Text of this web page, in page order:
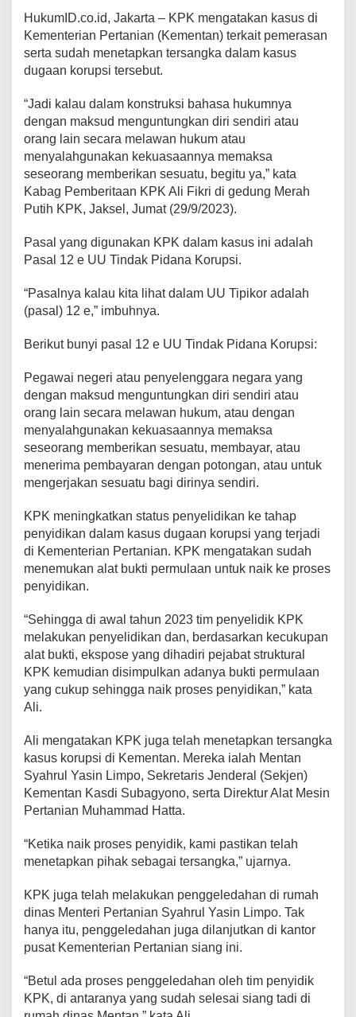
HukumID.co.id, Jakarta – KPK mengatakan kasus di
Kementerian Pertanian (Kementan) terkait pemerasan
serta sudah menetapkan tersangka dalam kasus
dugaan korupsi tersebut.
“Jadi kalau dalam konstruksi bahasa hukumnya
dengan maksud menguntungkan diri sendiri atau
orang lain secara melawan hukum atau
menyalahgunakan kekuasaannya memaksa
seseorang memberikan sesuatu, begitu ya,” kata
Kabag Pemberitaan KPK Ali Fikri di gedung Merah
Putih KPK, Jaksel, Jumat (29/9/2023).
Pasal yang digunakan KPK dalam kasus ini adalah
Pasal 12 e UU Tindak Pidana Korupsi.
“Pasalnya kalau kita lihat dalam UU Tipikor adalah
(pasal) 12 e,” imbuhnya.
Berikut bunyi pasal 12 e UU Tindak Pidana Korupsi:
Pegawai negeri atau penyelenggara negara yang
dengan maksud menguntungkan diri sendiri atau
orang lain secara melawan hukum, atau dengan
menyalahgunakan kekuasaannya memaksa
seseorang memberikan sesuatu, membayar, atau
menerima pembayaran dengan potongan, atau untuk
mengerjakan sesuatu bagi dirinya sendiri.
KPK meningkatkan status penyelidikan ke tahap
penyidikan dalam kasus dugaan korupsi yang terjadi
di Kementerian Pertanian. KPK mengatakan sudah
menemukan alat bukti permulaan untuk naik ke proses
penyidikan.
“Sehingga di awal tahun 2023 tim penyelidik KPK
melakukan penyelidikan dan, berdasarkan kecukupan
alat bukti, ekspose yang dihadiri pejabat struktural
KPK kemudian disimpulkan adanya bukti permulaan
yang cukup sehingga naik proses penyidikan,” kata
Ali.
Ali mengatakan KPK juga telah menetapkan tersangka
kasus korupsi di Kementan. Mereka ialah Mentan
Syahrul Yasin Limpo, Sekretaris Jenderal (Sekjen)
Kementan Kasdi Subagyono, serta Direktur Alat Mesin
Pertanian Muhammad Hatta.
“Ketika naik proses penyidik, kami pastikan telah
menetapkan pihak sebagai tersangka,” ujarnya.
KPK juga telah melakukan penggeledahan di rumah
dinas Menteri Pertanian Syahrul Yasin Limpo. Tak
hanya itu, penggeledahan juga dilanjutkan di kantor
pusat Kementerian Pertanian siang ini.
“Betul ada proses penggeledahan oleh tim penyidik
KPK, di antaranya yang sudah selesai siang tadi di